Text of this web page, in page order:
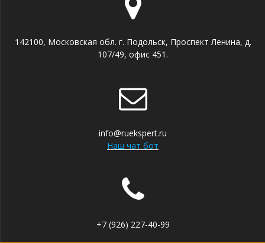
142100, Московская обл. г. Подольск, Проспект Ленина, д.
107/49, офис 451.
info@ruekspert.ru
Наш чат бот
+7 (926) 227-40-99